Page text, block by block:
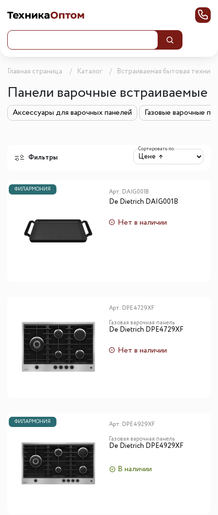
Главная страница Каталог Встраиваемая бытовая техника
Панели варочные встраиваемые
Аксессуары для варочных панелей Газовые варочные
Фильтры
Сортировать по:
ФИЛАРМОНИЯ Арт: DAIG001B
De Dietrich DAIG001B
Нет в наличии
Арт: DPE4729XF
Газовая варочная панель
De Dietrich DPE4729XF
Нет в наличии
ФИЛАРМОНИЯ Арт: DPE4929XF
Газовая варочная панель
De Dietrich DPE4929XF
В наличии